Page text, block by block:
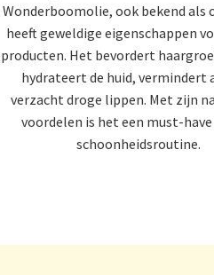
Wonderboomolie, ook bekend als
heeft geweldige eigenschappen
producten. Het bevordert
hydrateert de huid, vermindert
verzacht droge lippen. Met zijn
voordelen is het een must-
schoonheidsroutine.